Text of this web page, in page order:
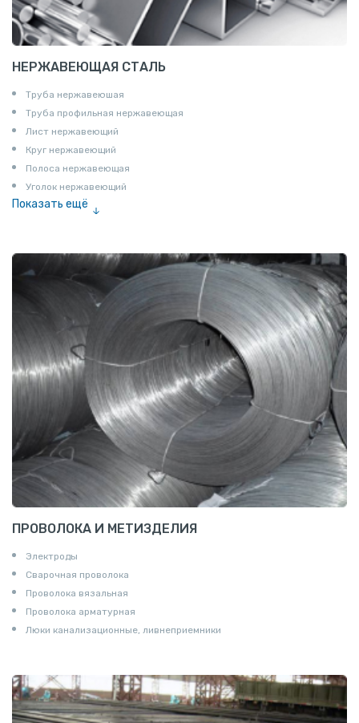
НЕРЖАВЕЮЩАЯ СТАЛЬ
Труба нержавеюшая
Труба профильная нержавеющая
Лист нержавеющий
Круг нержавеющий
Полоса нержавеющая
Уголок нержавеющий
Показать ещё
ПРОВОЛОКА И МЕТИЗДЕЛИЯ
Электроды
Сварочная проволока
Проволока вязальная
Проволока арматурная
Люки канализационные, ливнеприемники